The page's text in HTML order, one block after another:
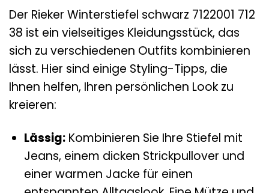
Der Rieker Winterstiefel schwarz 7122001 712
38 ist ein vielseitiges Kleidungsstück, das
sich zu verschiedenen Outfits kombinieren
lässt. Hier sind einige Styling-Tipps, die
Ihnen helfen, Ihren persönlichen Look zu
kreieren:
Lässig:Kombinieren Sie Ihre Stiefel mit
Jeans, einem dicken Strickpullover und
einer warmen Jacke für einen